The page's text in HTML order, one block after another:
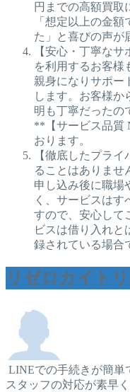
円までの高額買取
「想定以上の金
た」と喜びの声が
【安心・丁寧な
を利用するお客様
親身になりサポー
します。お客様か
明も丁寧だったの
**【サービス品質
おります。
【徹底したプラ
ることはありませ
申し込み後に職場
く、サービスはす
すので、安心して
ビスは借り入れと
録されている場合
リゼロカイト
LINEでの手続きが簡単
スタッフの対応が素早